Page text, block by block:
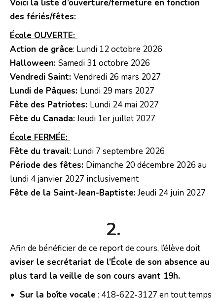
Voici la liste d’ouverture/fermeture en fonction
des fériés/fêtes:
École OUVERTE:
Action de grâce: Lundi 12 octobre 2026
Halloween: Samedi 31 octobre 2026
Vendredi Saint: Vendredi 26 mars 2027
Lundi de Pâques: Lundi 29 mars 2027
Fête des Patriotes: Lundi 24 mai 2027
Fête du Canada:Jeudi 1er juillet 2027
École FERMÉE:
Fête du travail: Lundi 7 septembre 2026
Période des fêtes: Dimanche 20 décembre 2026 au
lundi 4 janvier 2027 inclusivement
Fête de la Saint-Jean-Baptiste:Jeudi 24 juin 2027
2.
Afin de bénéficier de ce report de cours, l’élève doit
aviser le secrétariat de l’École de son absence au
plus tard la veille de son cours avant 19h.
Sur la boîte vocale : 418-622-3127 en tout temps